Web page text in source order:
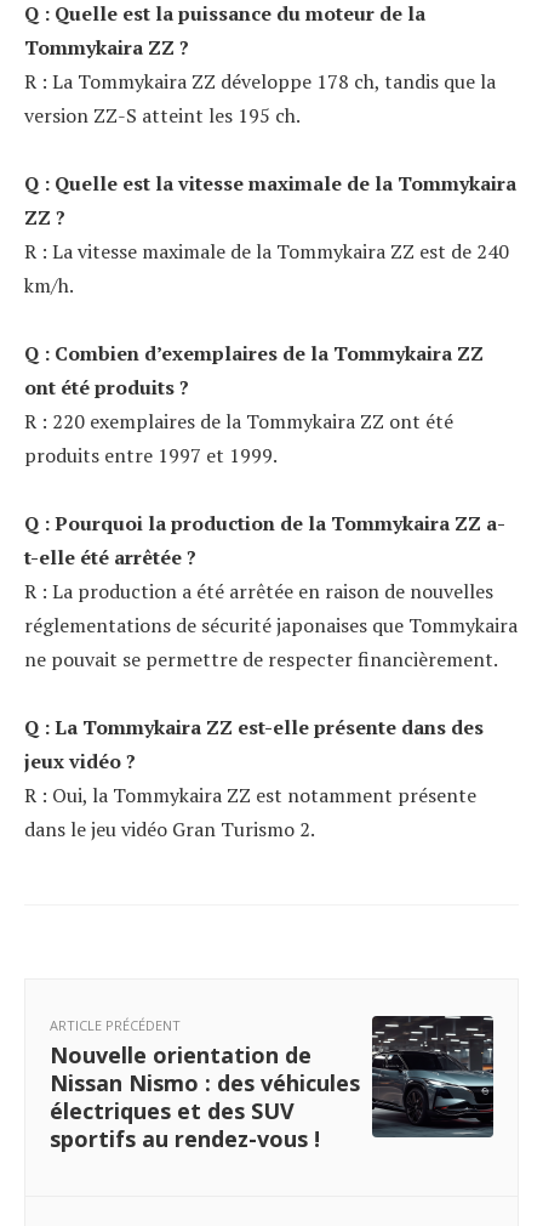
Q : Quelle est la puissance du moteur de la
Tommykaira ZZ ?
R : La Tommykaira ZZ développe 178 ch, tandis que la
version ZZ-S atteint les 195 ch.
Q : Quelle est la vitesse maximale de la Tommykaira
ZZ ?
R : La vitesse maximale de la Tommykaira ZZ est de 240
km/h.
Q : Combien d’exemplaires de la Tommykaira ZZ
ont été produits ?
R : 220 exemplaires de la Tommykaira ZZ ont été
produits entre 1997 et 1999.
Q : Pourquoi la production de la Tommykaira ZZ a-
t-elle été arrêtée ?
R : La production a été arrêtée en raison de nouvelles
réglementations de sécurité japonaises que Tommykaira
ne pouvait se permettre de respecter financièrement.
Q : La Tommykaira ZZ est-elle présente dans des
jeux vidéo ?
R : Oui, la Tommykaira ZZ est notamment présente
dans le jeu vidéo Gran Turismo 2.
ARTICLE PRÉCÉDENT
Nouvelle orientation de
Nissan Nismo : des véhicules
électriques et des SUV
sportifs au rendez-vous !